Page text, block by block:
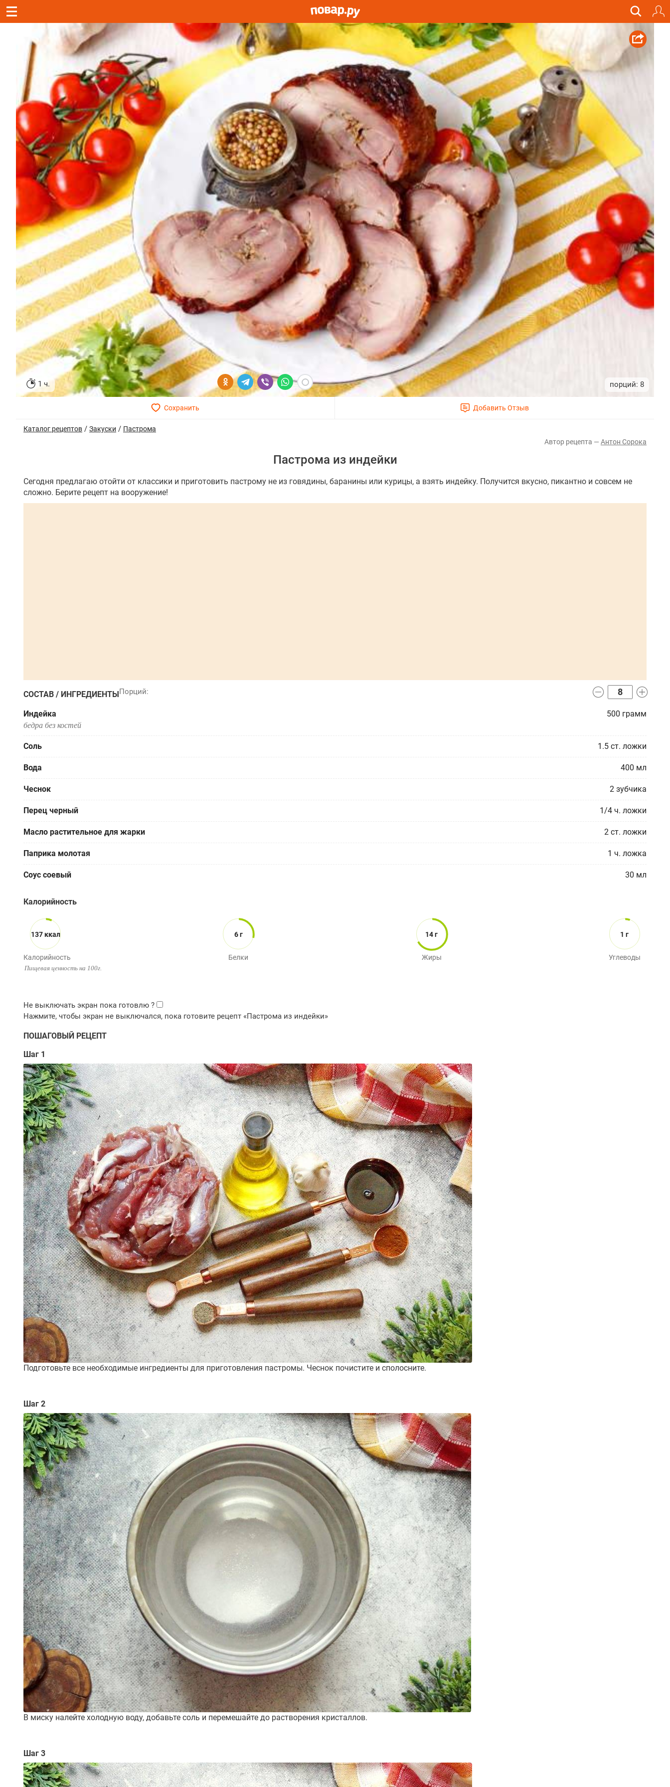
1 ч. 8
Каталог рецептов / Закуски / Пастрома
Антон Сорока
Пастрома из индейки
Сегодня предлагаю отойти от классики и приготовить пастрому не из говядины, баранины или курицы, а взять индейку. Получится вкусно, пикантно и совсем не
сложно. Берите рецепт на вооружение!
СОСТАВ / ИНГРЕДИЕНТЫ
Индейка 500 грамм
бедра без костей
Соль 1.5 ст. ложки
Вода 400 мл
Чеснок 2 зубчика
Перец черный 1/4 ч. ложки
Масло растительное для жарки 2 ст. ложки
Паприка молотая 1 ч. ложка
Соус соевый 30 мл
Калорийность
137 ккал
Калорийность
6 г
Белки
14 г
Жиры
1 г
Углеводы
Пищевая ценность на 100г.
ПОШАГОВЫЙ РЕЦЕПТ
Шаг 1
Подготовьте все необходимые ингредиенты для приготовления пастромы. Чеснок почистите и сполосните.
Шаг 2
В миску налейте холодную воду, добавьте соль и перемешайте до растворения кристаллов.
Шаг 3